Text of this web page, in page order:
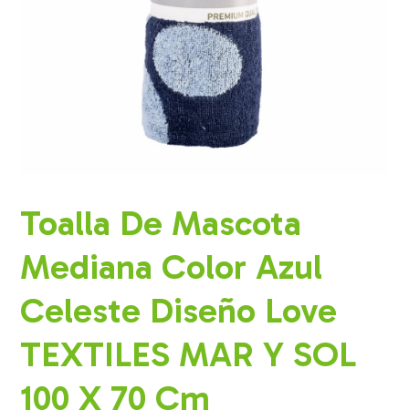
Toalla De Mascota
Mediana Color Azul
Celeste Diseño Love
TEXTILES MAR Y SOL
100 X 70 Cm